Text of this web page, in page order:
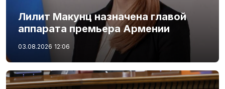
Лилит Макунц назначена главой
аппарата премьера Армении
03.08.2026 12:06